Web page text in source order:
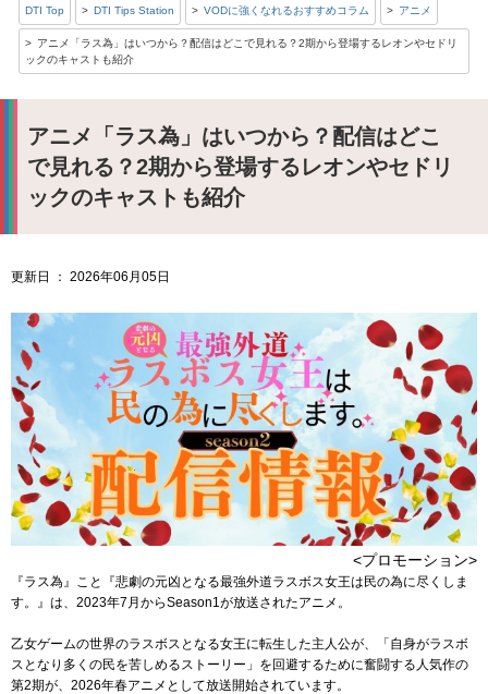
DTI Top DTI Tips Station VODに強くなれるおすすめコラム アニメ
アニメ「ラス為」はいつから？配信はどこで見れる？2期から登場するレオンやセドリ
ックのキャストも紹介
アニメ「ラス為」はいつから？配信はどこ
で見れる？2期から登場するレオンやセドリ
ックのキャストも紹介
更新日 ： 2026年06月05日
<プロモーション>
『ラス為』こと『悲劇の元凶となる最強外道ラスボス女王は民の為に尽くしま
す。』は、2023年7月からSeason1が放送されたアニメ。
乙女ゲームの世界のラスボスとなる女王に転生した主人公が、「自身がラスボ
スとなり多くの民を苦しめるストーリー」を回避するために奮闘する人気作の
第2期が、2026年春アニメとして放送開始されています。